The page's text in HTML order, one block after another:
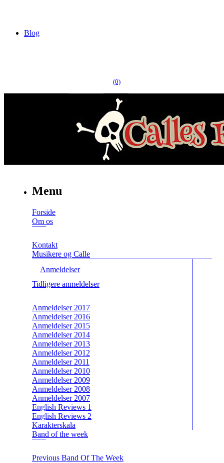
Blog
(0)
Menu
Forside
Om os
Kontakt
Musikere og Calle
Anmeldelser
Tidligere anmeldelser
Anmeldelser 2017
Anmeldelser 2016
Anmeldelser 2015
Anmeldelser 2014
Anmeldelser 2013
Anmeldelser 2012
Anmeldelser 2011
Anmeldelser 2010
Anmeldelser 2009
Anmeldelser 2008
Anmeldelser 2007
English Reviews 1
English Reviews 2
Karakterskala
Band of the week
Previous Band Of The Week